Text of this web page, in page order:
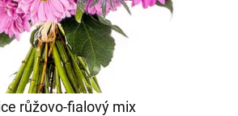
růžovo-fialový mix